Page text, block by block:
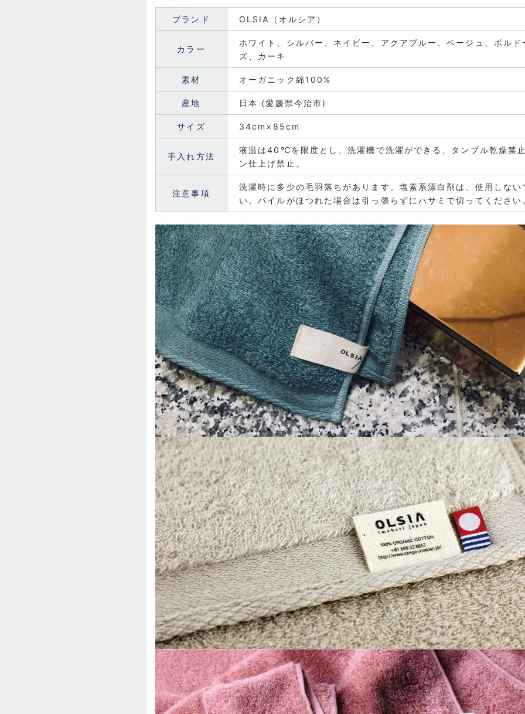
ブランド OLSIA（オルシア）
カラー
ホワイト、シルバー、ネイビー、アクアブルー、ベージュ、ボルド
ズ、カーキ
素材 オーガニック綿100%
産地 日本 (愛媛県今治市)
サイズ 34cm×85cm
手入れ方法
液温は40℃を限度とし、洗濯機で洗濯ができる、タンブル乾燥禁
ン仕上げ禁止。
注意事項
洗濯時に多少の毛羽落ちがあります。塩素系漂白剤は、使用しない
い。パイルがほつれた場合は引っ張らずにハサミで切ってください